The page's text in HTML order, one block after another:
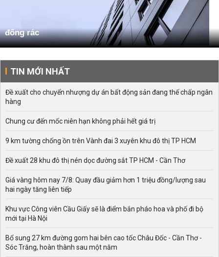
đống rác
TIN MỚI NHẤT
Đề xuất cho chuyển nhượng dự án bất động sản đang thế chấp ngân
hàng
Chung cư đến mốc niên hạn không phải hết giá trị
9 km tường chống ồn trên Vành đai 3 xuyên khu đô thị TP HCM
Đề xuất 28 khu đô thị nén dọc đường sắt TP HCM - Cần Thơ
Giá vàng hôm nay 7/8: Quay đầu giảm hơn 1 triệu đồng/lượng sau
hai ngày tăng liên tiếp
Khu vực Công viên Cầu Giấy sẽ là điểm bắn pháo hoa và phố đi bộ
mới tại Hà Nội
Bổ sung 27 km đường gom hai bên cao tốc Châu Đốc - Cần Thơ -
Sóc Trăng, hoàn thành sau một năm